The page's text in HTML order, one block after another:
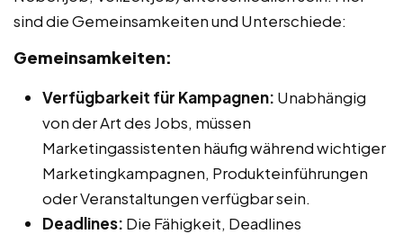
sind die Gemeinsamkeiten und Unterschiede:
Gemeinsamkeiten:
Verfügbarkeit für Kampagnen: Unabhängig
von der Art des Jobs, müssen
Marketingassistenten häufig während wichtiger
Marketingkampagnen, Produkteinführungen
oder Veranstaltungen verfügbar sein.
Deadlines: Die Fähigkeit, Deadlines